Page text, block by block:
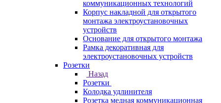
коммуникационных технологий
Корпус накладной для открытого
монтажа электроустановочных
устройств
Основание для открытого монтажа
Рамка декоративная для
электроустановочных устройств
Розетки
Назад
Розетки
Колодка удлинителя
Розетка медная коммуникационная